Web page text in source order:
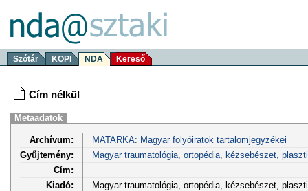
Szótár KOPI NDA Kereső
Cím nélkül
Metaadatok
Archívum:
MATARKA: Magyar folyóiratok tartalomjegyzékei
Gyűjtemény:
Magyar traumatológia, ortopédia, kézsebészet,
Cím:
Kiadó:
Magyar traumatológia, ortopédia, kézsebészet,